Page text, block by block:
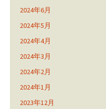
2024年6月
2024年5月
2024年4月
2024年3月
2024年2月
2024年1月
2023年12月